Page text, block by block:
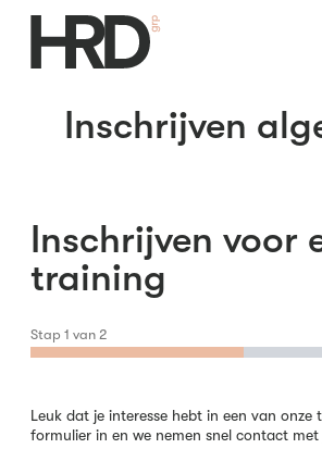
Inschrijven
Inschrijven voor
training
Stap 1 van 2
Leuk dat je interesse hebt in een van onze
formulier in en we nemen snel contact met